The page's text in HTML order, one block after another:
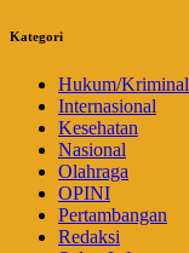
Kategori
Hukum/Kriminal
Internasional
Kesehatan
Nasional
Olahraga
OPINI
Pertambangan
Redaksi